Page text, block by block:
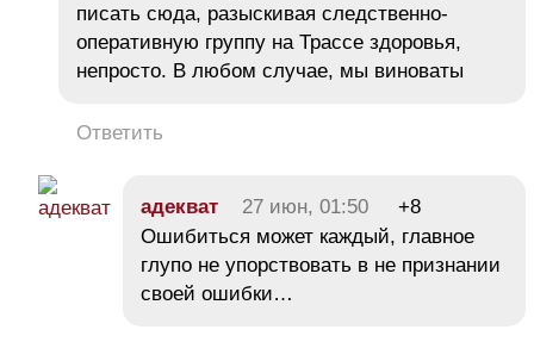
писать сюда, разыскивая следственно-
оперативную группу на Трассе здоровья,
непросто. В любом случае, мы виноваты
Ответить
адекват 27 июн, 01:50
+8
Ошибиться может каждый, главное
глупо не упорствовать в не признании
своей ошибки…